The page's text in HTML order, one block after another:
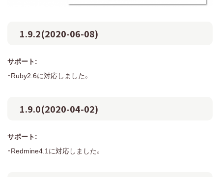
1.9.2(2020-06-08)
サポート:
・Ruby2.6に対応しました。
1.9.0(2020-04-02)
サポート:
・Redmine4.1に対応しました。